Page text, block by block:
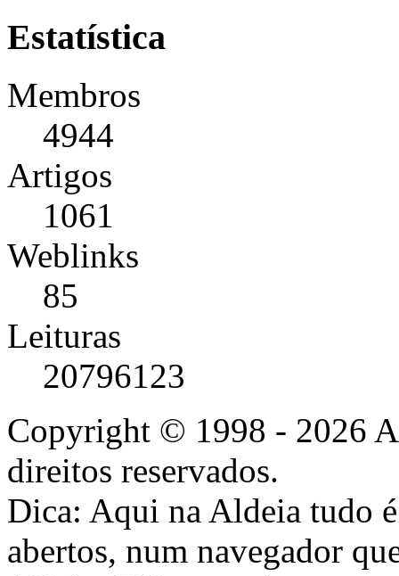
Estatística
Membros
4944
Artigos
1061
Weblinks
85
Leituras
20796123
Copyright © 1998 - 2026
direitos reservados.
Dica: Aqui na Aldeia tudo
abertos, num navegador